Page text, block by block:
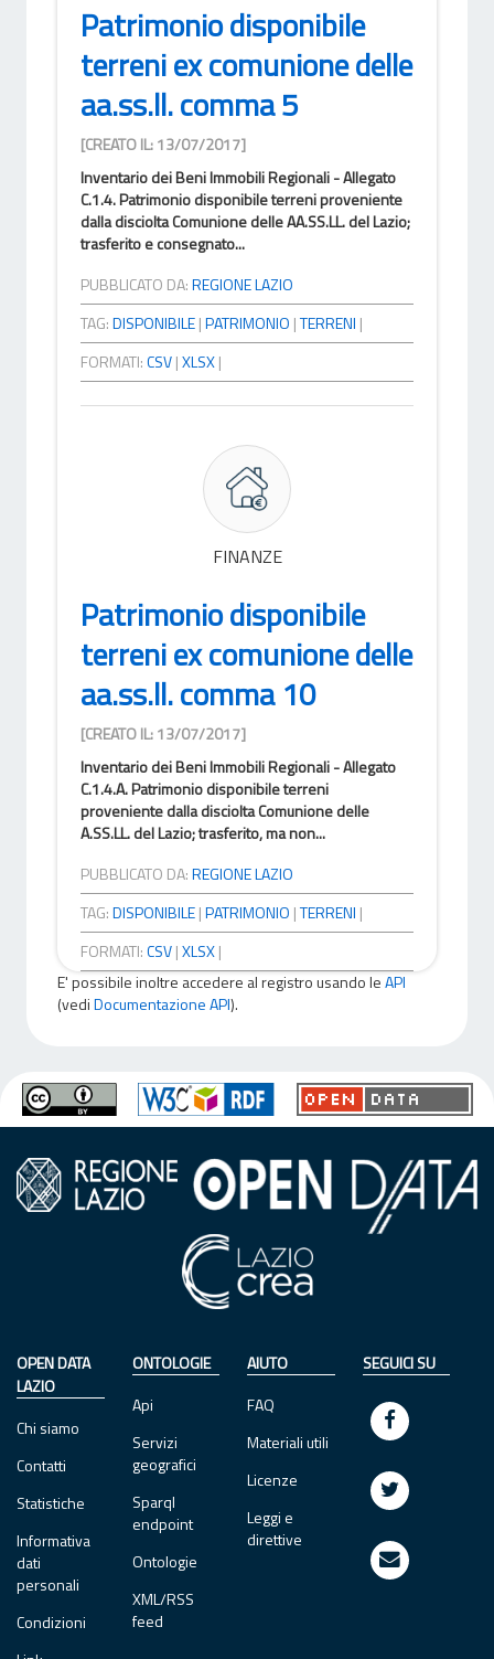
Patrimonio disponibile
terreni ex comunione delle
aa.ss.ll. comma 5
[CREATO IL: 13/07/2017]
Inventario dei Beni Immobili Regionali - Allegato
C.1.4. Patrimonio disponibile terreni proveniente
dalla disciolta Comunione delle AA.SS.LL. del Lazio;
trasferito e consegnato...
PUBBLICATO DA:REGIONE LAZIO
TAG:DISPONIBILE|PATRIMONIO |TERRENI |
FORMATI:CSV|XLSX|
FINANZE
Patrimonio disponibile
terreni ex comunione delle
aa.ss.ll. comma 10
[CREATO IL: 13/07/2017]
Inventario dei Beni Immobili Regionali - Allegato
C.1.4.A. Patrimonio disponibile terreni
proveniente dalla disciolta Comunione delle
A.SS.LL. del Lazio; trasferito, ma non...
PUBBLICATO DA:REGIONE LAZIO
TAG:DISPONIBILE|PATRIMONIO |TERRENI |
FORMATI:CSV|XLSX|
E' possibile inoltre accedere al registro usando leAPI
(vediDocumentazione API).
OPEN DATA
LAZIO
Chi siamo
Contatti
Statistiche
Informativa
dati
personali
Condizioni
ONTOLOGIE
Api
Servizi
geografici
Sparql
endpoint
Ontologie
XML/RSS
feed
AIUTO
FAQ
Materiali utili
Licenze
Leggi e
direttive
SEGUICI SU